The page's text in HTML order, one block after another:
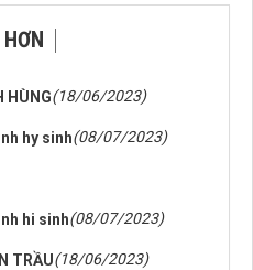
HÙNG(18/06/2023)
hy sinh(08/07/2023)
hi sinh(08/07/2023)
TRẦU(18/06/2023)